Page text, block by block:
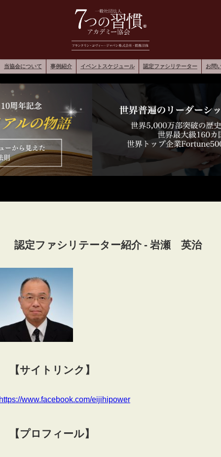
当協会について 事例紹介 イベントスケジュール 認定ファシリテーター お問
認定ファシリテーター紹介 - 岩瀬 英治
【サイトリンク】
www.facebook.com/eijihipower
【プロフィール】